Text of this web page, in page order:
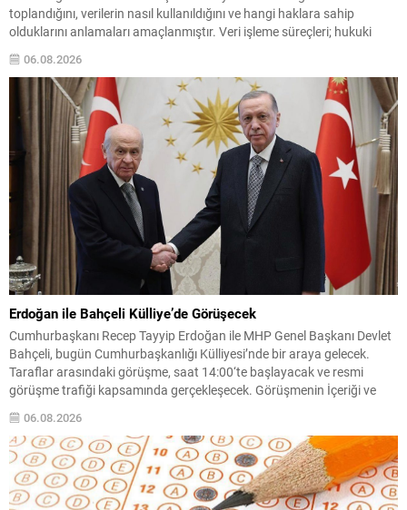
toplandığını, verilerin nasıl kullanıldığını ve hangi haklara sahip
olduklarını anlamaları amaçlanmıştır. Veri işleme süreçleri; hukuki
Ayrıca güvenlik önlemleri ve veri ihlali durumunda uygulanacak...
06.08.2026
Erdoğan ile Bahçeli Külliye’de Görüşecek
Cumhurbaşkanı Recep Tayyip Erdoğan ile MHP Genel Başkanı Devlet
Bahçeli, bugün Cumhurbaşkanlığı Külliyesi’nde bir araya gelecek.
Taraflar arasındaki görüşme, saat 14:00‘te başlayacak ve resmi
görüşme trafiği kapsamında gerçekleşecek. Görüşmenin İçeriği ve
Takip Toplantının gündemine dair resmi açıklama henüz yapılmadı;
ancak süreçle ilgili gelişmeler kamuoyuna duyurulacak. Ayrıntılar
geldikçe paylaşılacaktır. Not: İlerleyen...
06.08.2026